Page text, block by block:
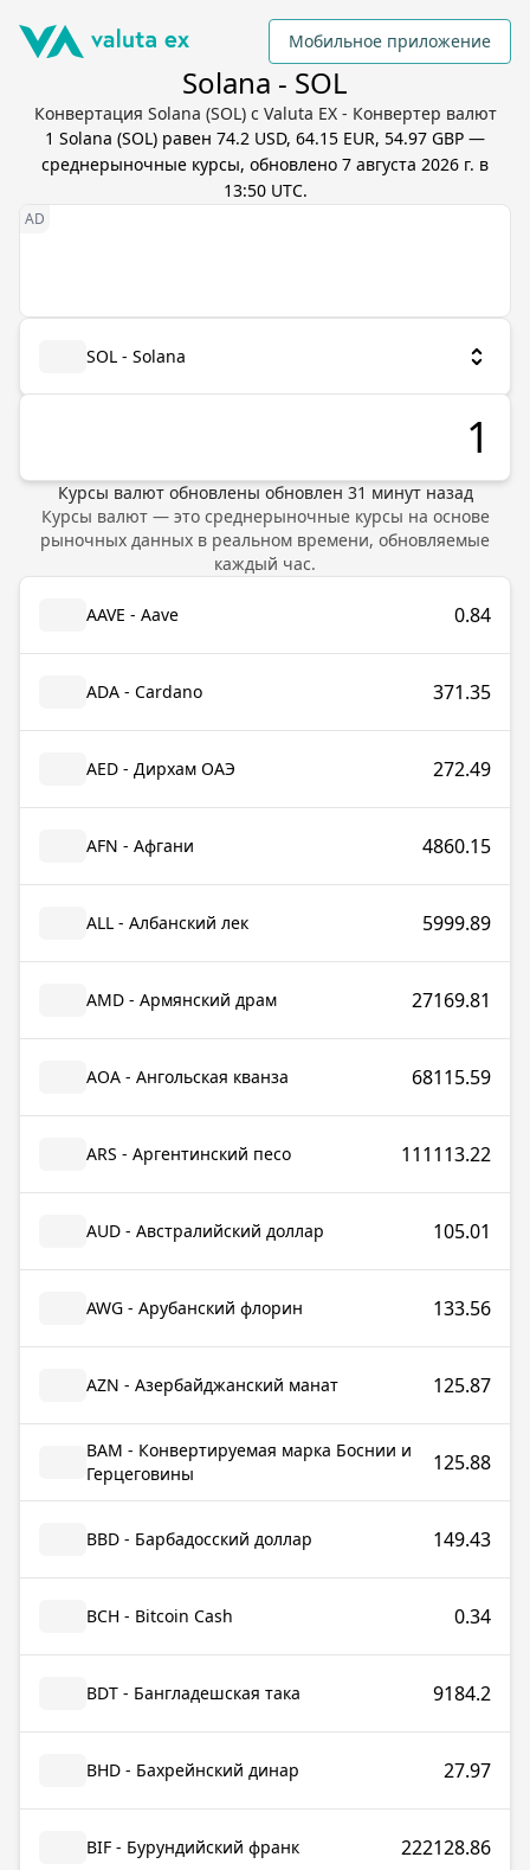
Мобильное приложение
Solana - SOL
Конвертация Solana (SOL) с Valuta EX - Конвертер валют
1 Solana (SOL) равен 74.2 USD, 64.15 EUR, 54.97 GBP —
среднерыночные курсы, обновлено 7 августа 2026 г. в
13:50 UTC.
SOL - Solana
Курсы валют обновлены обновлен 31 минут назад
Курсы валют — это среднерыночные курсы на основе
рыночных данных в реальном времени, обновляемые
каждый час.
AAVE - Aave 0.84
ADA - Cardano 371.35
AED - Дирхам ОАЭ 272.49
AFN - Афгани 4860.15
ALL - Албанский лек 5999.89
AMD - Армянский драм 27169.81
AOA - Ангольская кванза 68115.59
ARS - Аргентинский песо 111113.22
AUD - Австралийский доллар 105.01
AWG - Арубанский флорин 133.56
AZN - Азербайджанский манат 125.87
BAM - Конвертируемая марка Боснии и
Герцеговины
125.88
BBD - Барбадосский доллар 149.43
BCH - Bitcoin Cash 0.34
BDT - Бангладешская така 9184.2
BHD - Бахрейнский динар 27.97
BIF - Бурундийский франк 222128.86